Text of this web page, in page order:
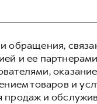
обращения,
и ее
оказание
товаров и
продаж и